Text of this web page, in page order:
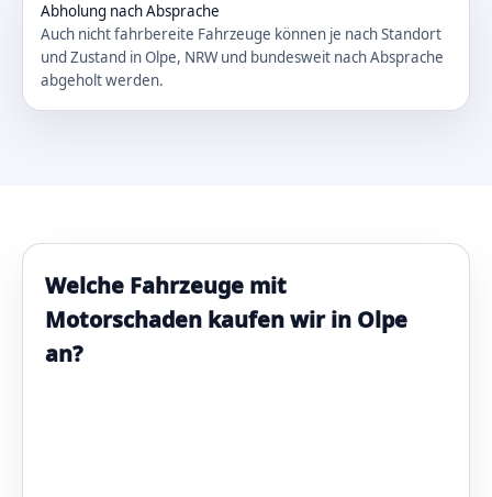
Abholung nach Absprache
Auch nicht fahrbereite Fahrzeuge können je nach Standort
und Zustand in Olpe, NRW und bundesweit nach Absprache
abgeholt werden.
Welche Fahrzeuge mit
Motorschaden kaufen wir in Olpe
an?